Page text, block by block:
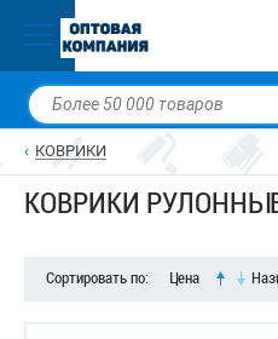
КОВРИКИ
КОВРИКИ
Сортировать по: Цена